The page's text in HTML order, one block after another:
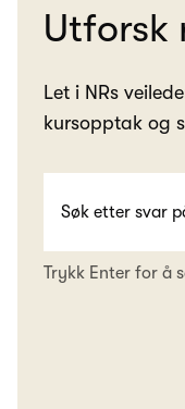
Utforsk
Let i NRs
kursopptak og
Trykk Enter for å